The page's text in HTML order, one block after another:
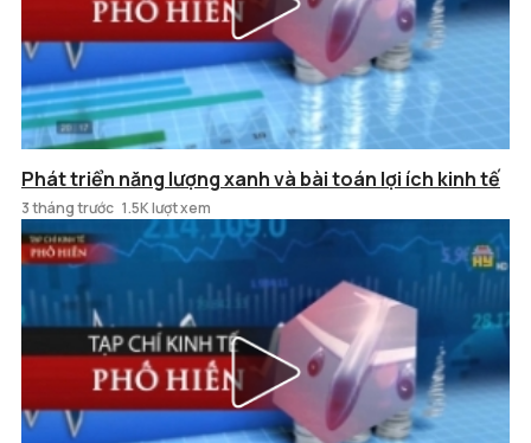
Phát triển năng lượng xanh và bài toán lợi ích kinh tế
3 tháng trước 1.5K lượt xem